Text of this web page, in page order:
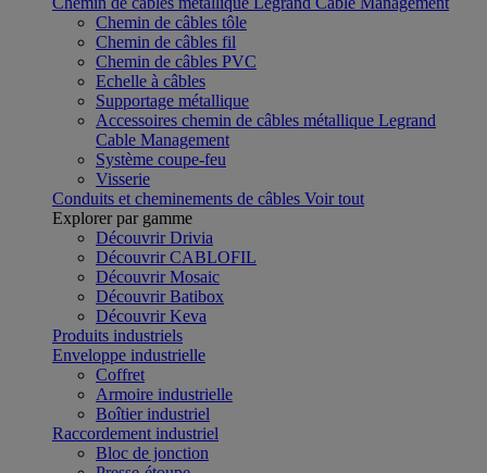
Chemin de câbles tôle
Chemin de câbles fil
Chemin de câbles PVC
Echelle à câbles
Supportage métallique
Accessoires chemin de câbles métallique Legrand
Cable Management
Système coupe-feu
Visserie
Conduits et cheminements de câbles Voir tout
Explorer par gamme
Découvrir Drivia
Découvrir CABLOFIL
Découvrir Mosaic
Découvrir Batibox
Découvrir Keva
Produits industriels
Enveloppe industrielle
Coffret
Armoire industrielle
Boîtier industriel
Raccordement industriel
Bloc de jonction